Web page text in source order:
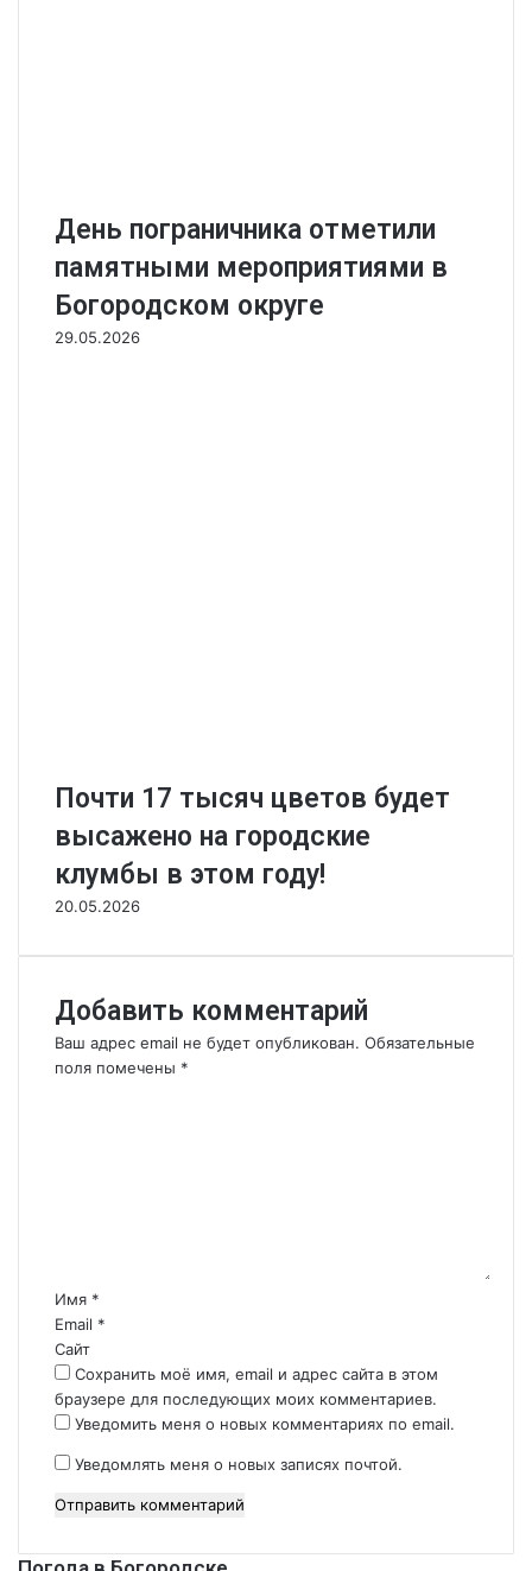
День пограничника отметили
памятными мероприятиями в
Богородском округе
29.05.2026
Почти 17 тысяч цветов будет
высажено на городские
клумбы в этом году!
20.05.2026
Добавить комментарий
Ваш адрес email не будет опубликован. Обязательные
поля помечены *
р
и
й
*
Имя *
Email *
Сайт
Сохранить моё имя, email и адрес сайта в этом
браузере для последующих моих комментариев.
Уведомить меня о новых комментариях по email.
Уведомлять меня о новых записях почтой.